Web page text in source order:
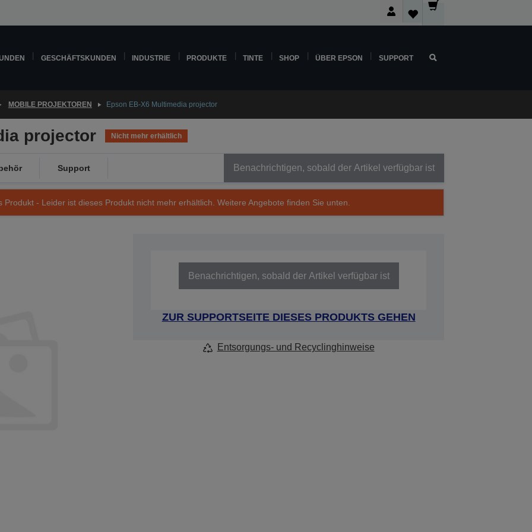
GESCHÄFTSKUNDEN INDUSTRIE PRODUKTE TINTE SHOP ÜBER EPSON SUPPORT
MOBILE PROJEKTOREN Epson EB-X6 Multimedia projector
projector Nicht mehr erhältlich
Support Benachrichtigen, sobald der Artikel verfügbar ist
Produkt - Leider ist dieses Produkt nicht mehr erhältlich. Weitere Angebote finden Sie unten.
Benachrichtigen, sobald der Artikel verfügbar ist
ZUR SUPPORTSEITE DIESES PRODUKTS GEHEN
Entsorgungs- und Recyclinghinweise